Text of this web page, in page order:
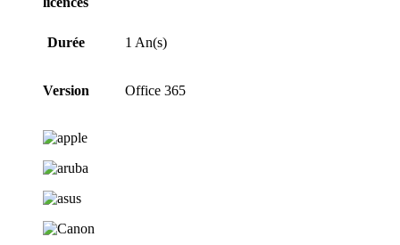
Durée 1 An(s)
Version Office 365